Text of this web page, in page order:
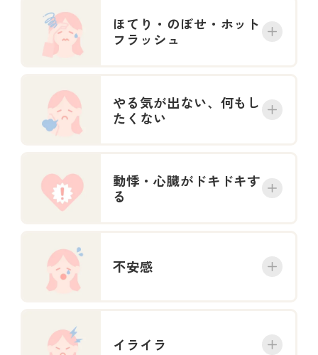
ほてり・のぼせ・ホット
フラッシュ
やる気が出ない、何もし
たくない
動悸・心臓がドキドキす
る
不安感
イライラ